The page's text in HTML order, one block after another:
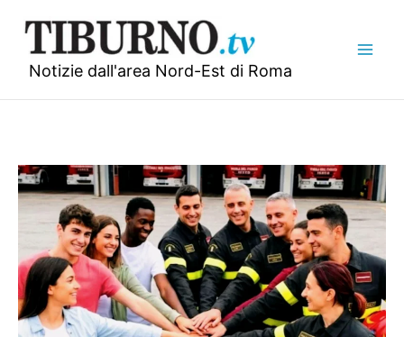
contenuto
Notizie dall'area Nord-Est di Roma